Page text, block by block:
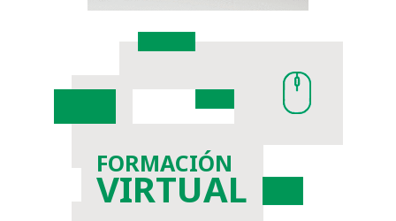
FORMACIÓN
VIRTUAL